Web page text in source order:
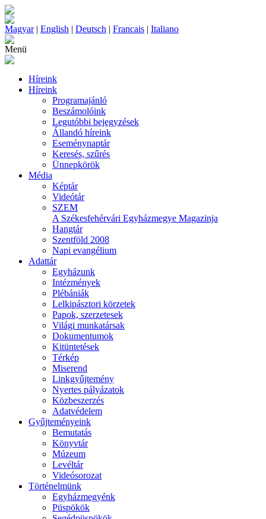
Magyar| English | Deutsch | Francais | Italiano
Menü
Híreink
Híreink
Programajánló
Beszámolóink
Legutóbbi bejegyzések
Állandó híreink
Eseménynaptár
Keresés, szűrés
Ünnepkörök
Média
Képtár
Videótár
SZEM
A Székesfehérvári Egyházmegye Magazinja
Hangtár
Szentföld 2008
Napi evangélium
Adattár
Egyházunk
Intézmények
Plébániák
Lelkipásztori körzetek
Papok, szerzetesek
Világi munkatársak
Dokumentumok
Kitüntetések
Térkép
Miserend
Linkgyűjtemény
Nyertes pályázatok
Közbeszerzés
Adatvédelem
Gyűjteményeink
Bemutatás
Könyvtár
Múzeum
Levéltár
Videósorozat
Történelmünk
Egyházmegyénk
Püspökök